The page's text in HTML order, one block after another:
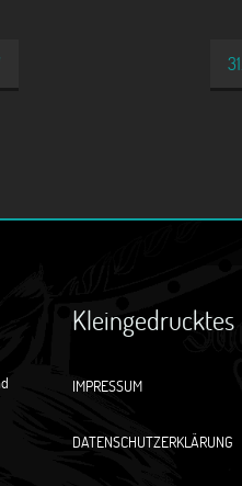
Kleingedrucktes
IMPRESSUM
DATENSCHUTZERKLÄRUNG